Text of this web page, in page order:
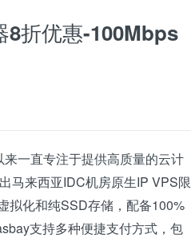
8折优惠-100Mbps
一直专注于提供高质量的云计
马来西亚IDC机房原生IP VPS限
拟化和纯SSD存储，配备100%
支持多种便捷支付方式，包